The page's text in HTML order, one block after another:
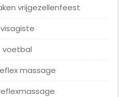
vrijgezellenfeest
visagiste
voetbal
massage